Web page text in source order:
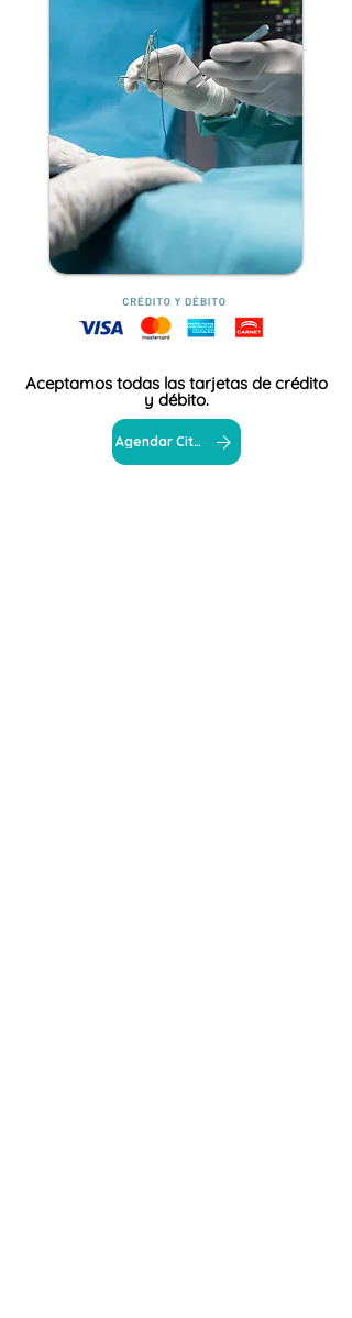
Aceptamos todas las tarjetas de crédito
y débito.
Agendar Cita